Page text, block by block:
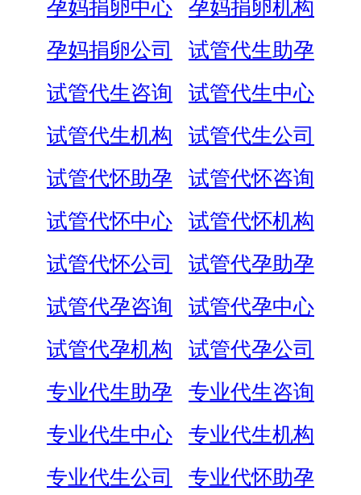
孕妈捐卵中心
孕妈捐卵机构
孕妈捐卵公司
试管代生助孕
试管代生咨询
试管代生中心
试管代生机构
试管代生公司
试管代怀助孕
试管代怀咨询
试管代怀中心
试管代怀机构
试管代怀公司
试管代孕助孕
试管代孕咨询
试管代孕中心
试管代孕机构
试管代孕公司
专业代生助孕
专业代生咨询
专业代生中心
专业代生机构
专业代生公司
专业代怀助孕